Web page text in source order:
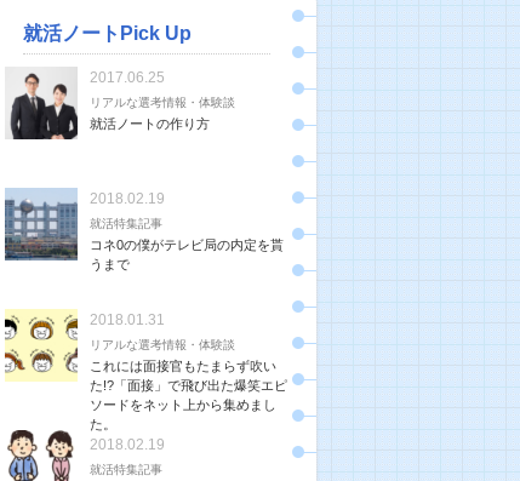
就活ノートPick Up
2017.06.25
リアルな選考情報・体験談
就活ノートの作り方
2018.02.19
就活特集記事
コネ0の僕がテレビ局の内定を貰
うまで
2018.01.31
リアルな選考情報・体験談
これには面接官もたまらず吹い
た!?「面接」で飛び出た爆笑エピ
ソードをネット上から集めまし
た。
2018.02.19
就活特集記事